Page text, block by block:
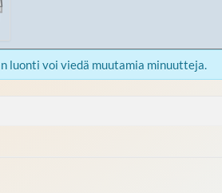
luonti voi viedä muutamia minuutteja.